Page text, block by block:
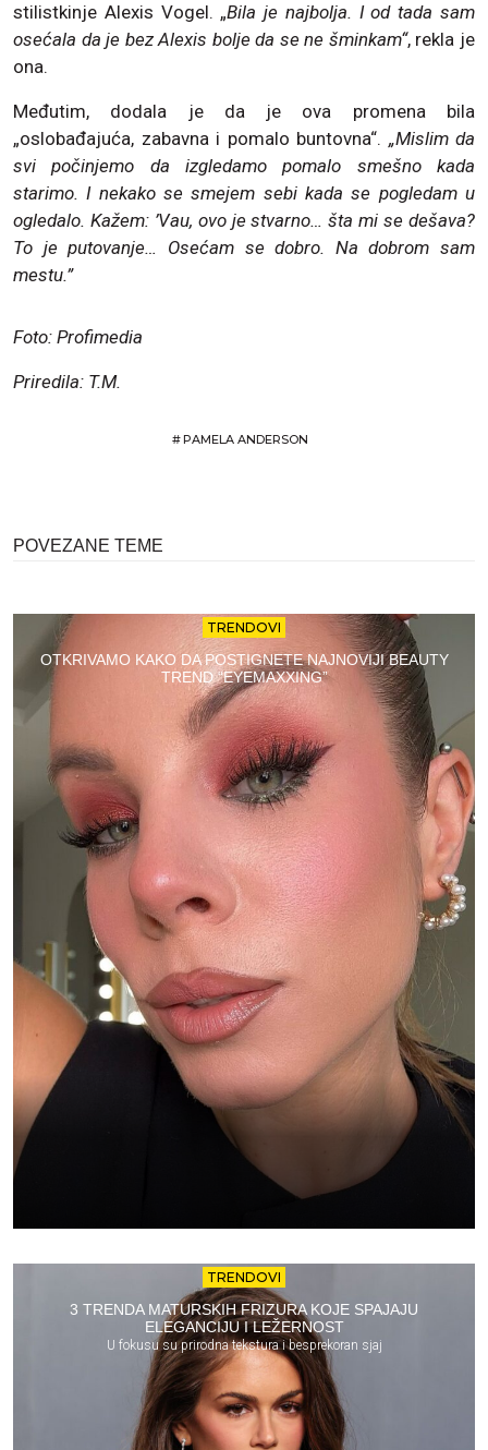
stilistkinje Alexis Vogel. „Bila je najbolja. I od tada sam
osećala da je bez Alexis bolje da se ne šminkam“, rekla je
ona.
Međutim, dodala je da je ova promena bila
„oslobađajuća, zabavna i pomalo buntovna“. „Mislim da
svi počinjemo da izgledamo pomalo smešno kada
starimo. I nekako se smejem sebi kada se pogledam u
ogledalo. Kažem: ’Vau, ovo je stvarno… šta mi se dešava?
To je putovanje… Osećam se dobro. Na dobrom sam
mestu.”
Foto: Profimedia
Priredila: T.M.
#PAMELA ANDERSON
POVEZANE TEME
TRENDOVI
OTKRIVAMO KAKO DA POSTIGNETE NAJNOVIJI BEAUTY
TREND “EYEMAXXING”
TRENDOVI
3 TRENDA MATURSKIH FRIZURA KOJE SPAJAJU
ELEGANCIJU I LEŽERNOST
U fokusu su prirodna tekstura i besprekoran sjaj